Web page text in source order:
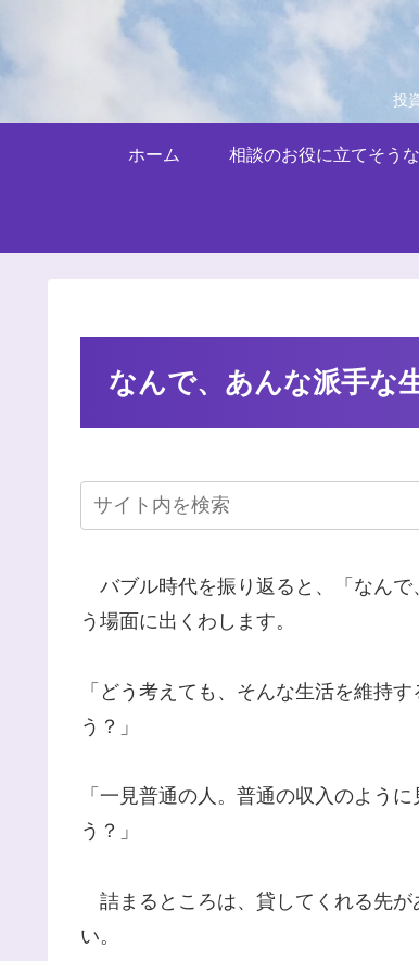
投
ホーム 相談のお役に立てそう
なんで、あんな派手な
バブル時代を振り返ると、「なんで
う場面に出くわします。
「どう考えても、そんな生活を維持
う？」
「一見普通の人。普通の収入のよう
う？」
詰まるところは、貸してくれる先が
い。